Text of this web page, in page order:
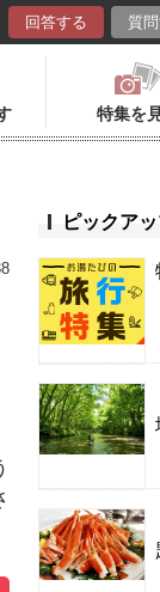
回答する 質
特集を
ピックアッ